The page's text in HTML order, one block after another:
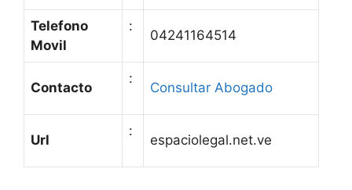
Telefono
Movil
:
04241164514
Contacto
:
Consultar Abogado
Url
:
espaciolegal.net.ve